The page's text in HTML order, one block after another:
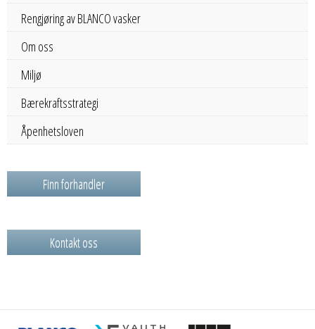
Rengjøring av BLANCO vasker
Om oss
Miljø
Bærekraftsstrategi
Åpenhetsloven
Finn forhandler
Kontakt oss